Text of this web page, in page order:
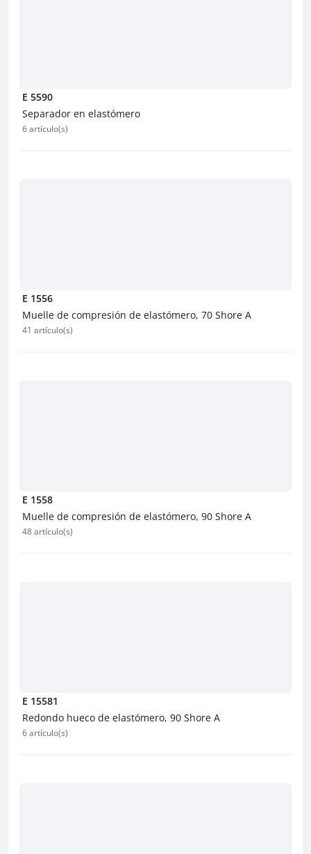
E 5590
Separador en elastómero
6 artículo(s)
E 1556
Muelle de compresión de elastómero, 70 Shore A
41 artículo(s)
E 1558
Muelle de compresión de elastómero, 90 Shore A
48 artículo(s)
E 15581
Redondo hueco de elastómero, 90 Shore A
6 artículo(s)